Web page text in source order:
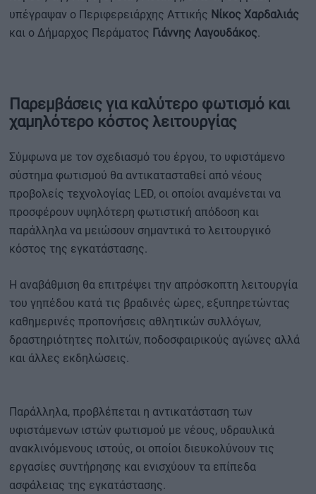
υπέγραψαν ο Περιφερειάρχης Αττικής Νίκος Χαρδαλιάς
και ο Δήμαρχος Περάματος Γιάννης Λαγουδάκος.
Παρεμβάσεις για καλύτερο φωτισμό και
χαμηλότερο κόστος λειτουργίας
Σύμφωνα με τον σχεδιασμό του έργου, το υφιστάμενο
σύστημα φωτισμού θα αντικατασταθεί από νέους
προβολείς τεχνολογίας LED, οι οποίοι αναμένεται να
προσφέρουν υψηλότερη φωτιστική απόδοση και
παράλληλα να μειώσουν σημαντικά το λειτουργικό
κόστος της εγκατάστασης.
Η αναβάθμιση θα επιτρέψει την απρόσκοπτη λειτουργία
του γηπέδου κατά τις βραδινές ώρες, εξυπηρετώντας
καθημερινές προπονήσεις αθλητικών συλλόγων,
δραστηριότητες πολιτών, ποδοσφαιρικούς αγώνες αλλά
και άλλες εκδηλώσεις.
Παράλληλα, προβλέπεται η αντικατάσταση των
υφιστάμενων ιστών φωτισμού με νέους, υδραυλικά
ανακλινόμενους ιστούς, οι οποίοι διευκολύνουν τις
εργασίες συντήρησης και ενισχύουν τα επίπεδα
ασφάλειας της εγκατάστασης.